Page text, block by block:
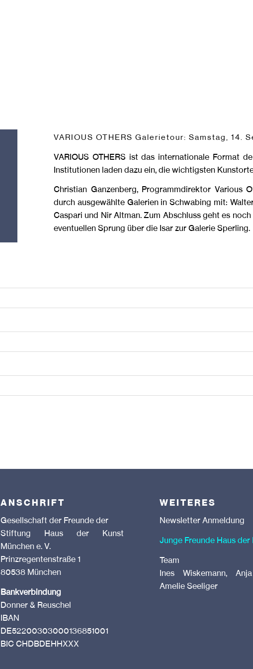
VARIOUS OTHERS Galerietour: Samstag, 14.
VARIOUS OTHERS ist das internationale Format
Institutionen laden dazu ein, die wichtigsten
Christian Ganzenberg, Programmdirektor Various
durch ausgewählte Galerien in Schwabing mit:
Caspari und Nir Altman. Zum Abschluss geht es
eventuellen Sprung über die Isar zur Galerie Sperling.
ANSCHRIFT
Gesellschaft der Freunde der
Stiftung Haus der Kunst
München e. V.
Prinzregentenstraße 1
80538 München
Bankverbindung
Donner & Reuschel
IBAN
DE52200303000136851001
BIC CHDBDEHHXXX
WEITERES
Newsletter Anmeldung
Junge Freunde Haus der
Team
Ines Wiskemann,
Amelie Seeliger